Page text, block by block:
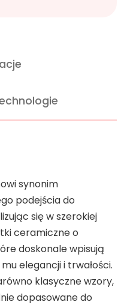
synonim
podejścia do
się w szerokiej
ceramiczne o
doskonale wpisują
elegancji i trwałości.
klasyczne wzory,
dopasowane do